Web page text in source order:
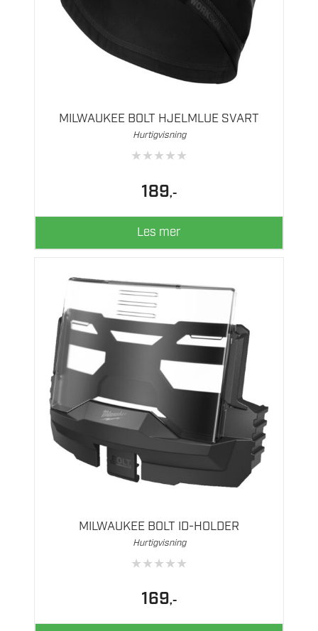
MILWAUKEE BOLT HJELMLUE SVART
Hurtigvisning
★★★★★
189,-
Les mer
MILWAUKEE BOLT ID-HOLDER
Hurtigvisning
★★★★★
169,-